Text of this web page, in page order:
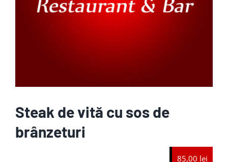
Steak de vită cu sos de
brânzeturi
85,00 lei